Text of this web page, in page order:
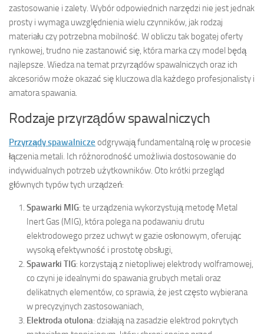
zastosowanie i zalety. Wybór odpowiednich narzędzi nie jest jednak
prosty i wymaga uwzględnienia wielu czynników, jak rodzaj
materiału czy potrzebna mobilność. W obliczu tak bogatej oferty
rynkowej, trudno nie zastanowić się, która marka czy model będą
najlepsze. Wiedza na temat przyrządów spawalniczych oraz ich
akcesoriów może okazać się kluczowa dla każdego profesjonalisty i
amatora spawania.
Rodzaje przyrządów spawalniczych
Przyrządy spawalnicze odgrywają fundamentalną rolę w procesie
łączenia metali. Ich różnorodność umożliwia dostosowanie do
indywidualnych potrzeb użytkowników. Oto krótki przegląd
głównych typów tych urządzeń:
Spawarki MIG: te urządzenia wykorzystują metodę Metal
Inert Gas (MIG), która polega na podawaniu drutu
elektrodowego przez uchwyt w gazie osłonowym, oferując
wysoką efektywność i prostotę obsługi,
Spawarki TIG: korzystają z nietopliwej elektrody wolframowej,
co czyni je idealnymi do spawania grubych metali oraz
delikatnych elementów, co sprawia, że jest często wybierana
w precyzyjnych zastosowaniach,
Elektroda otulona: działają na zasadzie elektrod pokrytych